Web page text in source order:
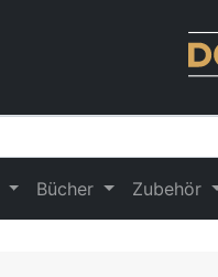
Bücher Zubehör